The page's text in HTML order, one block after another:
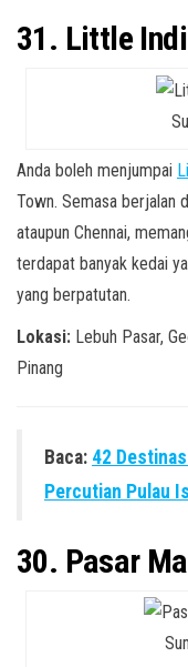
31. Little
Anda boleh menjumpai
Town. Semasa berjalan
ataupun Chennai,
terdapat banyak kedai
yang berpatutan.
Lokasi: Lebuh Pasar,
Pinang
Baca: 42
Percutian Pulau
30. Pasar